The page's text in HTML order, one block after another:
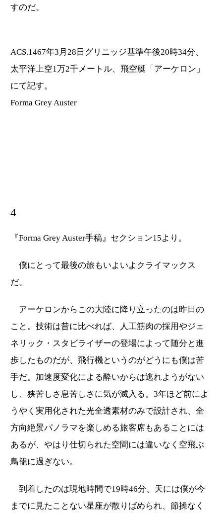
すのだ。
ACS.1467年3月28日グリニッジ基準午後20時34分、
太平洋上空1万2千メートル、飛空艇「アーケロン」
にて記す。
Forma Grey Auster
4
『Forma Grey Auster手稿』セクション15より。
僕にとって最後の旅もいよいよクライマックス
だ。
アーケロンからこの大陸に降り立ったのは昨日の
こと。技術は昔に比べれば、人工筋肉の採用やジェ
ネリック・スタビライザーの登場によって随分と進
歩したものだが、飛行機というのがどうにも僕は苦
手だ。加速度変化による酔いからは逃れようがない
し、狭苦しさ息苦しさに気が滅入る。3年ほど前によ
うやく実用化された光全透素材のみで設計され、全
方向絶景パノラマを楽しめる旅客席もあることには
あるが、やはり仕切られた空間には違いなく空飛ぶ
鳥籠に過ぎない。
到着したのは現地時間で19時46分、天には僕が今
までに見たことない星座が散りばめられ、節操なく